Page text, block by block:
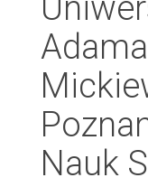
Adama
Nauk